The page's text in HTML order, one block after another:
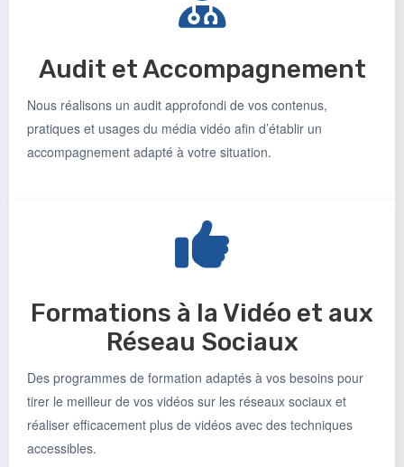
Audit et Accompagnement
Nous réalisons un audit approfondi de vos contenus,
pratiques et usages du média vidéo afin d’établir un
accompagnement adapté à votre situation.
Formations à la Vidéo et aux
Réseau Sociaux
Des programmes de formation adaptés à vos besoins pour
tirer le meilleur de vos vidéos sur les réseaux sociaux et
réaliser efficacement plus de vidéos avec des techniques
accessibles.